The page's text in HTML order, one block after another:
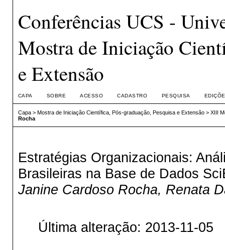
Conferências UCS -
Mostra de Iniciação
e Extensão
CAPA SOBRE ACESSO CADASTRO PESQUISA
Capa> Mostra de Iniciação Científica, Pós-graduação, Pesquisa e Extensão> XIII
Rocha
Estratégias Organizacionais:
Brasileiras na Base de Dados
Janine Cardoso Rocha, Renata
Última alteração: 2013-11-05